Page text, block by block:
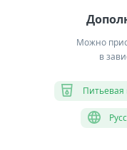
Можно
в
Питьевая